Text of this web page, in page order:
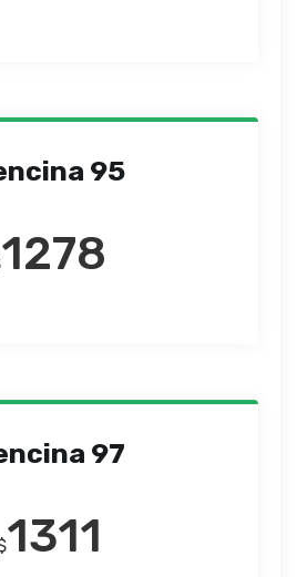
95
1278
97
1311